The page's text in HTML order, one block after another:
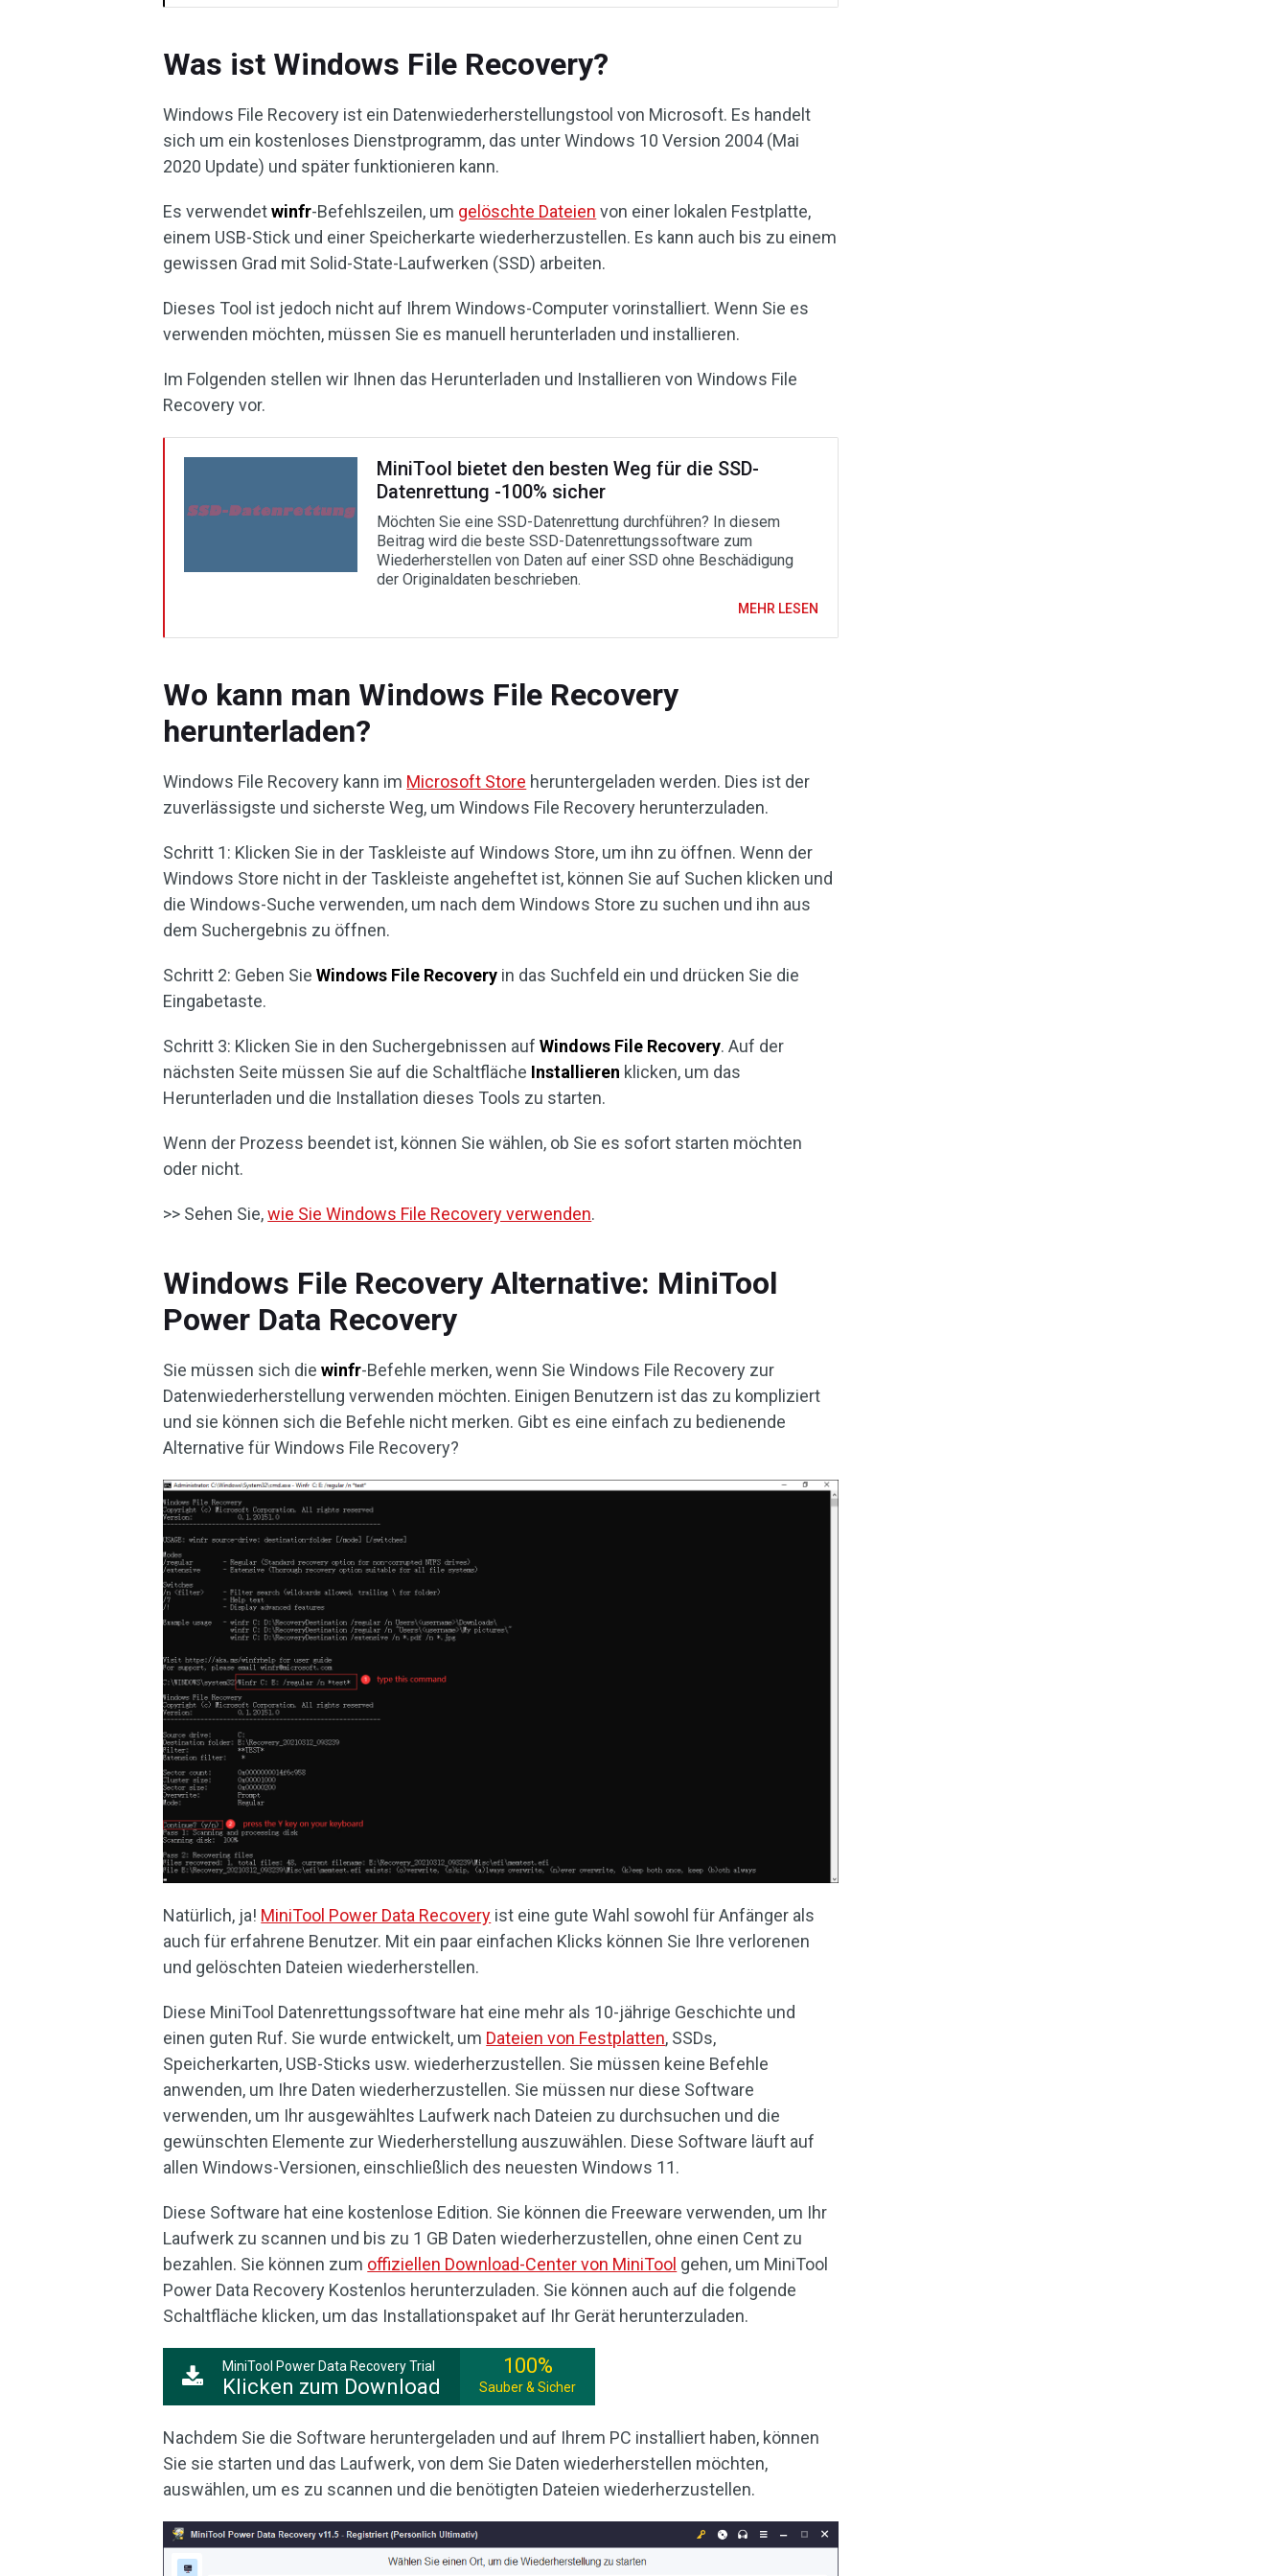
Was ist Windows File Recovery?
Windows File Recovery ist ein Datenwiederherstellungstool von Microsoft. Es handelt
sich um ein kostenloses Dienstprogramm, das unter Windows 10 Version 2004 (Mai
2020 Update) und später funktionieren kann.
Es verwendetwinfr-Befehlszeilen, um gelöschte Dateien von einer lokalen Festplatte,
einem USB-Stick und einer Speicherkarte wiederherzustellen. Es kann auch bis zu einem
gewissen Grad mit Solid-State-Laufwerken (SSD) arbeiten.
Dieses Tool ist jedoch nicht auf Ihrem Windows-Computer vorinstalliert. Wenn Sie es
verwenden möchten, müssen Sie es manuell herunterladen und installieren.
Im Folgenden stellen wir Ihnen das Herunterladen und Installieren von Windows File
Recovery vor.
MiniTool bietet den besten Weg für die SSD-
Datenrettung -100% sicher
Möchten Sie eine SSD-Datenrettung durchführen? In diesem
Beitrag wird die beste SSD-Datenrettungssoftware zum
Wiederherstellen von Daten auf einer SSD ohne Beschädigung
der Originaldaten beschrieben.
MEHR LESEN
Wo kann man Windows File Recovery
herunterladen?
Windows File Recovery kann im Microsoft Store heruntergeladen werden. Dies ist der
zuverlässigste und sicherste Weg, um Windows File Recovery herunterzuladen.
Schritt 1: Klicken Sie in der Taskleiste auf Windows Store, um ihn zu öffnen. Wenn der
Windows Store nicht in der Taskleiste angeheftet ist, können Sie auf Suchen klicken und
die Windows-Suche verwenden, um nach dem Windows Store zu suchen und ihn aus
dem Suchergebnis zu öffnen.
Schritt 2: Geben SieWindows File Recovery in das Suchfeld ein und drücken Sie die
Eingabetaste.
Schritt 3: Klicken Sie in den Suchergebnissen aufWindows File Recovery. Auf der
nächsten Seite müssen Sie auf die Schaltfläche Installieren klicken, um das
Herunterladen und die Installation dieses Tools zu starten.
Wenn der Prozess beendet ist, können Sie wählen, ob Sie es sofort starten möchten
oder nicht.
>> Sehen Sie,wie Sie Windows File Recovery verwenden.
Windows File Recovery Alternative: MiniTool
Power Data Recovery
Sie müssen sich diewinfr-Befehle merken, wenn Sie Windows File Recovery zur
Datenwiederherstellung verwenden möchten. Einigen Benutzern ist das zu kompliziert
und sie können sich die Befehle nicht merken. Gibt es eine einfach zu bedienende
Alternative für Windows File Recovery?
Natürlich, ja! MiniTool Power Data Recovery ist eine gute Wahl sowohl für Anfänger als
auch für erfahrene Benutzer. Mit ein paar einfachen Klicks können Sie Ihre verlorenen
und gelöschten Dateien wiederherstellen.
Diese MiniTool Datenrettungssoftware hat eine mehr als 10-jährige Geschichte und
einen guten Ruf. Sie wurde entwickelt, um Dateien von Festplatten, SSDs,
Speicherkarten, USB-Sticks usw. wiederherzustellen. Sie müssen keine Befehle
anwenden, um Ihre Daten wiederherzustellen. Sie müssen nur diese Software
verwenden, um Ihr ausgewähltes Laufwerk nach Dateien zu durchsuchen und die
gewünschten Elemente zur Wiederherstellung auszuwählen. Diese Software läuft auf
allen Windows-Versionen, einschließlich des neuesten Windows 11.
Diese Software hat eine kostenlose Edition. Sie können die Freeware verwenden, um Ihr
Laufwerk zu scannen und bis zu 1 GB Daten wiederherzustellen, ohne einen Cent zu
bezahlen. Sie können zum offiziellen Download-Center von MiniTool gehen, um MiniTool
Power Data Recovery Kostenlos herunterzuladen. Sie können auch auf die folgende
Schaltfläche klicken, um das Installationspaket auf Ihr Gerät herunterzuladen.
MiniTool Power Data Recovery Trial
Klicken zum Download
100%
Sauber & Sicher
Nachdem Sie die Software heruntergeladen und auf Ihrem PC installiert haben, können
Sie sie starten und das Laufwerk, von dem Sie Daten wiederherstellen möchten,
auswählen, um es zu scannen und die benötigten Dateien wiederherzustellen.